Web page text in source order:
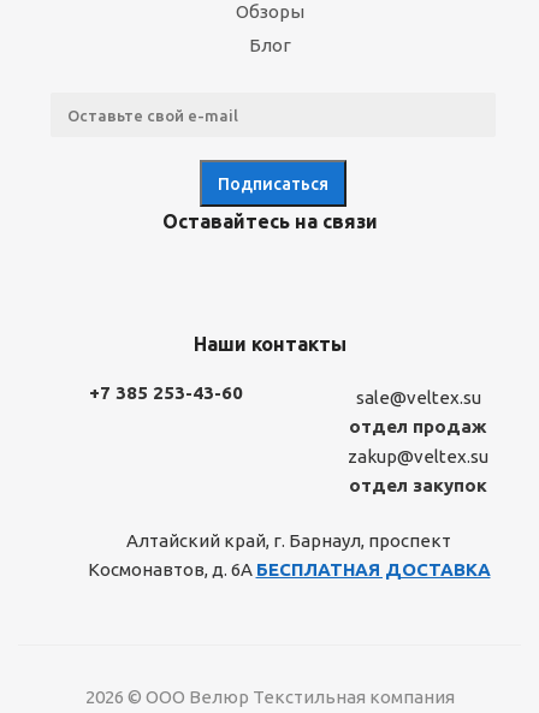
Обзоры
Блог
Оставайтесь на связи
Наши контакты
+7 385 253-43-60
sale@veltex.su
отдел продаж
zakup@veltex.su
отдел закупок
Алтайский край, г. Барнаул, проспект
Космонавтов, д. 6А БЕСПЛАТНАЯ ДОСТАВКА
2026 © ООО Велюр Текстильная компания